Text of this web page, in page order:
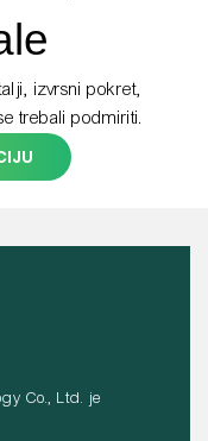
izvrsni pokret,
trebali podmiriti.
Co., Ltd. je